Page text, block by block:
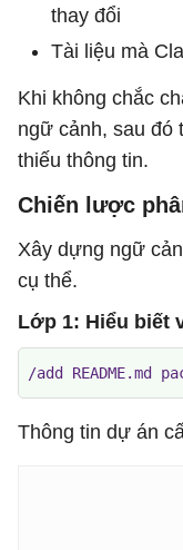
thay đổi
Tài liệu mà
Khi không chắc
ngữ cảnh, sau đó
thiếu thông tin.
Chiến lược
Xây dựng ngữ
cụ thể.
Lớp 1: Hiểu biết
/add README.md
Thông tin dự án